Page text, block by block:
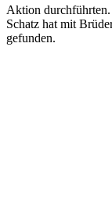
Aktion durchführten.
Schatz hat mit
gefunden.